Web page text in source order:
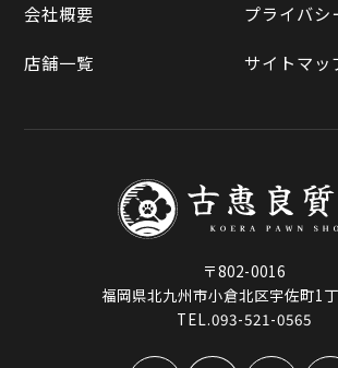
会社概要
店舗一覧
プライバシ
サイトマッ
〒802-0016
福岡県北九州市小倉北区宇佐町1
TEL.093-521-0565